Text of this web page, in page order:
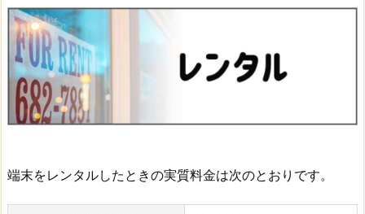
端末をレンタルしたときの実質料金は次のとおりです。